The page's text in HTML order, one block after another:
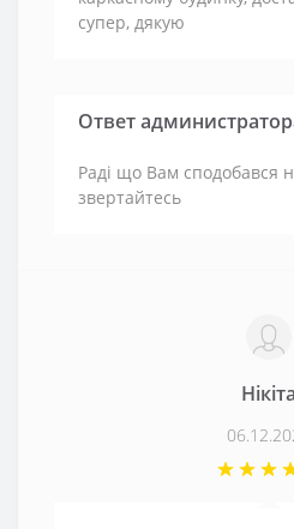
супер, дякую
Ответ
Раді що Вам сподобався
звертайтесь
Нікіта